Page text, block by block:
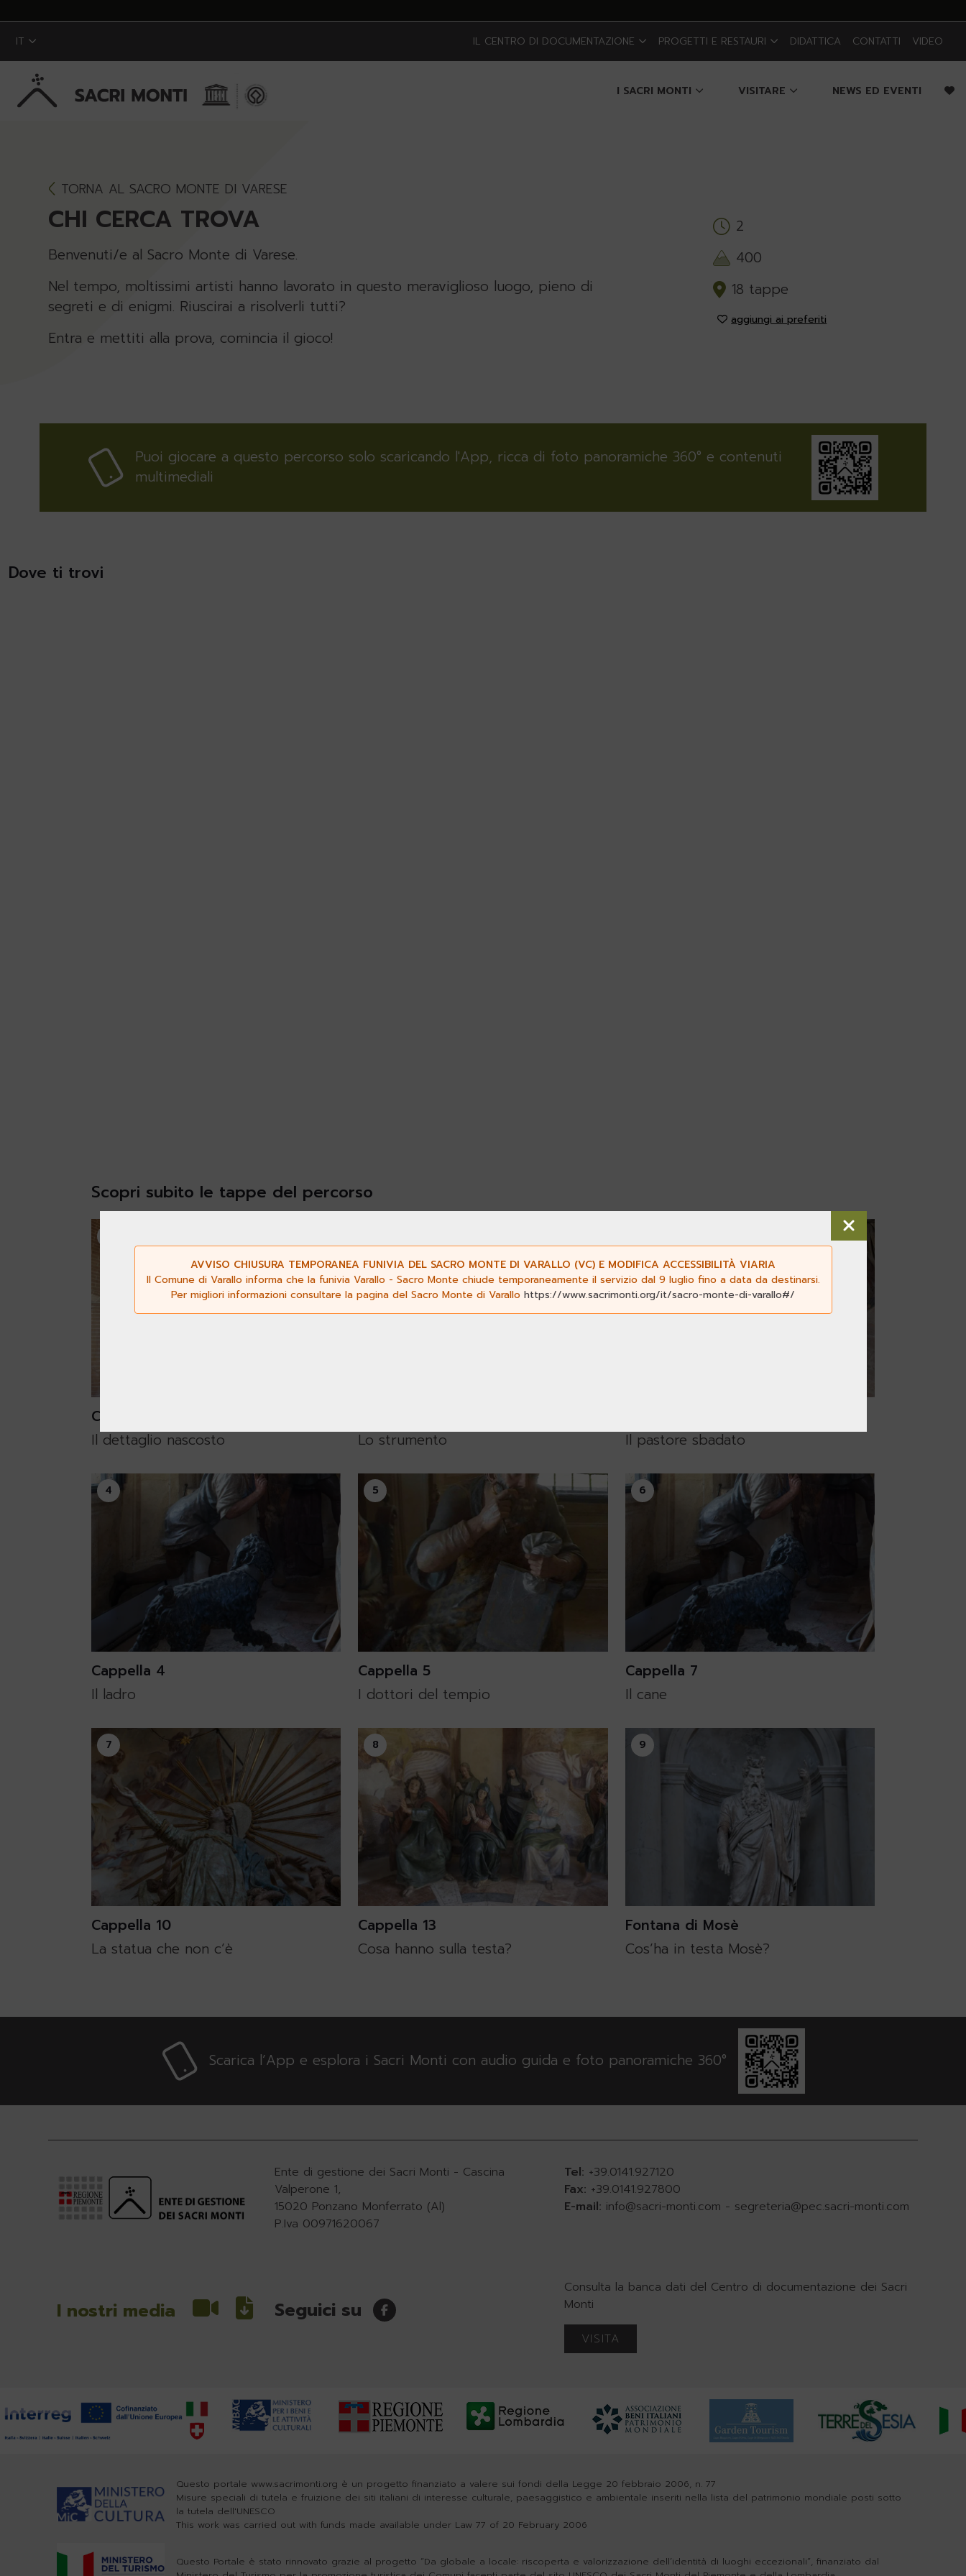
IT IL CENTRO DI DOCUMENTAZIONE PROGETTI E RESTAURI DIDATTICA CONTATTI VIDEO
I SACRI MONTI VISITARE NEWS ED EVENTI
TORNA AL SACRO MONTE DI VARESE
CHI CERCA TROVA
Benvenuti/e al Sacro Monte di Varese.
Nel tempo, moltissimi artisti hanno lavorato in questo meraviglioso luogo, pieno di
segreti e di enigmi. Riuscirai a risolverli tutti?
Entra e mettiti alla prova, comincia il gioco!
2
400
18 tappe
aggiungi ai preferiti
Puoi giocare a questo percorso solo scaricando l'App, ricca di foto panoramiche 360° e contenuti
multimediali
Dove ti trovi
Scopri subito le tappe del percorso
Cappella 1
Il dettaglio nascosto
Lo strumento
Il pastore sbadato
4
Cappella 4
Il ladro
5
Cappella 5
I dottori del tempio
6
Cappella 7
Il cane
7
Cappella 10
La statua che non c’è
8
Cappella 13
Cosa hanno sulla testa?
9
Fontana di Mosè
Cos’ha in testa Mosè?
Scarica l’App e esplora i Sacri Monti con audio guida e foto panoramiche 360°
Ente di gestione dei Sacri Monti - Cascina
Valperone 1,
15020 Ponzano Monferrato (Al)
P.Iva 00971620067
Tel: +39.0141.927120
Fax: +39.0141.927800
E-mail: info@sacri-monti.com - segreteria@pec.sacri-monti.com
I nostri media Seguici su
Consulta la banca dati del Centro di documentazione dei Sacri
Monti
VISITA
Questo portale www.sacrimonti.org è un progetto finanziato a valere sui fondi della Legge 20 febbraio 2006, n. 77
Misure speciali di tutela e fruizione dei siti italiani di interesse culturale, paesaggistico e ambientale inseriti nella lista del patrimonio mondiale posti sotto
la tutela dell'UNESCO
This work was carried out with funds made available under Law 77 of 20 February 2006
Questo Portale è stato rinnovato grazie al progetto “Da globale a locale: riscoperta e valorizzazione dell’identità di luoghi eccezionali”, finanziato dal
AVVISO CHIUSURA TEMPORANEA FUNIVIA DEL SACRO MONTE DI VARALLO (VC) E MODIFICA ACCESSIBILITÀ VIARIA
Il Comune di Varallo informa che la funivia Varallo - Sacro Monte chiude temporaneamente il servizio dal 9 luglio fino a data da destinarsi.
Per migliori informazioni consultare la pagina del Sacro Monte di Varallo https://www.sacrimonti.org/it/sacro-monte-di-varallo#/